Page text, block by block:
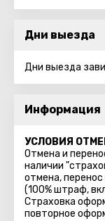
Дни выезда
Дни выезда
Информация
УСЛОВИЯ
Отмена и
наличии
отмена,
(100% штраф,
Страховка
повторное